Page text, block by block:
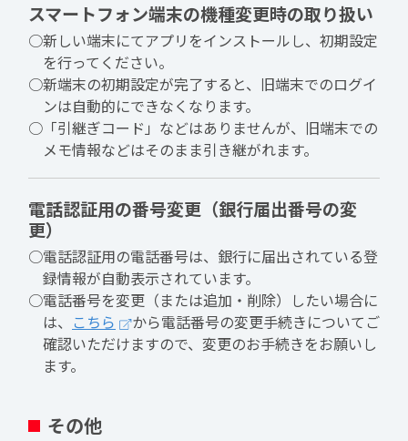
スマートフォン端末の機種変更時の取り扱い
○新しい端末にてアプリをインストールし、初期設定
を行ってください。
○新端末の初期設定が完了すると、旧端末でのログイ
ンは自動的にできなくなります。
○「引継ぎコード」などはありませんが、旧端末での
メモ情報などはそのまま引き継がれます。
電話認証用の番号変更（銀行届出番号の変
更）
○電話認証用の電話番号は、銀行に届出されている登
録情報が自動表示されています。
○電話番号を変更（または追加・削除）したい場合に
は、 こちら
から電話番号の変更手続きについてご
確認いただけますので、変更のお手続きをお願いし
ます。
その他